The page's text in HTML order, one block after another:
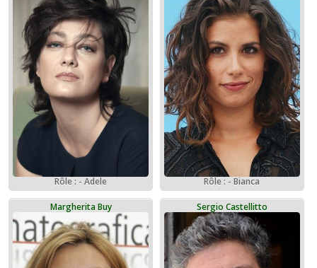
Rôle : - Adele Rôle : - Bianca
Margherita Buy Sergio Castellitto